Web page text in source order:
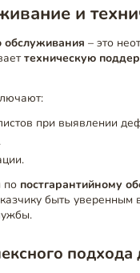
и
обслуживания – это
техническую
при выявлении
по постгарантийному
быть
подхода